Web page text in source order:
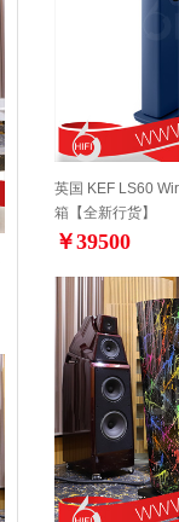
英国 KEF LS60
箱【全新行货】
￥39500